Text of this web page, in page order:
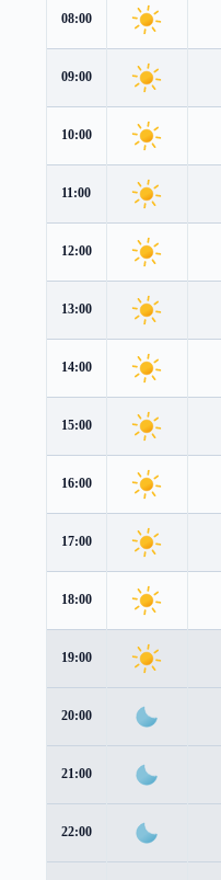
08:00
09:00
10:00
11:00
12:00
13:00
14:00
15:00
16:00
17:00
18:00
19:00
20:00
21:00
22:00